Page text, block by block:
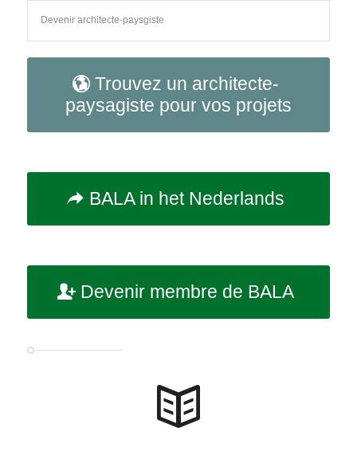
Devenir architecte-paysgiste
Trouvez un architecte-
paysagiste pour vos projets
BALA in het Nederlands
Devenir membre de BALA